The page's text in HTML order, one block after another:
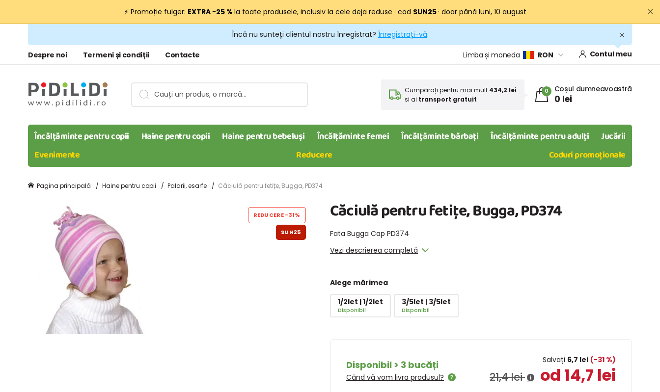
⚡ Promoție fulger: EXTRA −25 % la toate produsele, inclusiv la cele deja reduse · cod SUN25· doar până luni, 10 august
Încă nu sunteți clientul nostru înregistrat? Înregistrați-vă.
Despre noi Termeni și condiții Contacte Limba și moneda RON Contul meu
Cumpărați pentru mai mult 434,2 lei
si ai transport gratuit
0 Coșul dumneavoastră
0 lei
Încălțăminte pentru copii Haine pentru copii Haine pentru bebeluși Încălțăminte femei Încălțăminte bărbați Încălțăminte pentru adulți
Jucării
Evenimente
Reducere Coduri promoționale
Pagina principală Haine pentru copii Palarii, esarfe Căciulă pentru fetițe, Bugga, PD374
Căciulă pentru fetițe, Bugga, PD374
Fata Bugga Cap PD374
Vezi descrierea completă
Alege mărimea
1/2let | 1/2let
Disponibil
3/5let | 3/5let
Disponibil
Disponibil > 3 bucăți
Când vă vom livra produsul?
Salvați 6,7 lei (-31 %)
21,4 lei od 14,7 lei
REDUCERE-31%
SUN25